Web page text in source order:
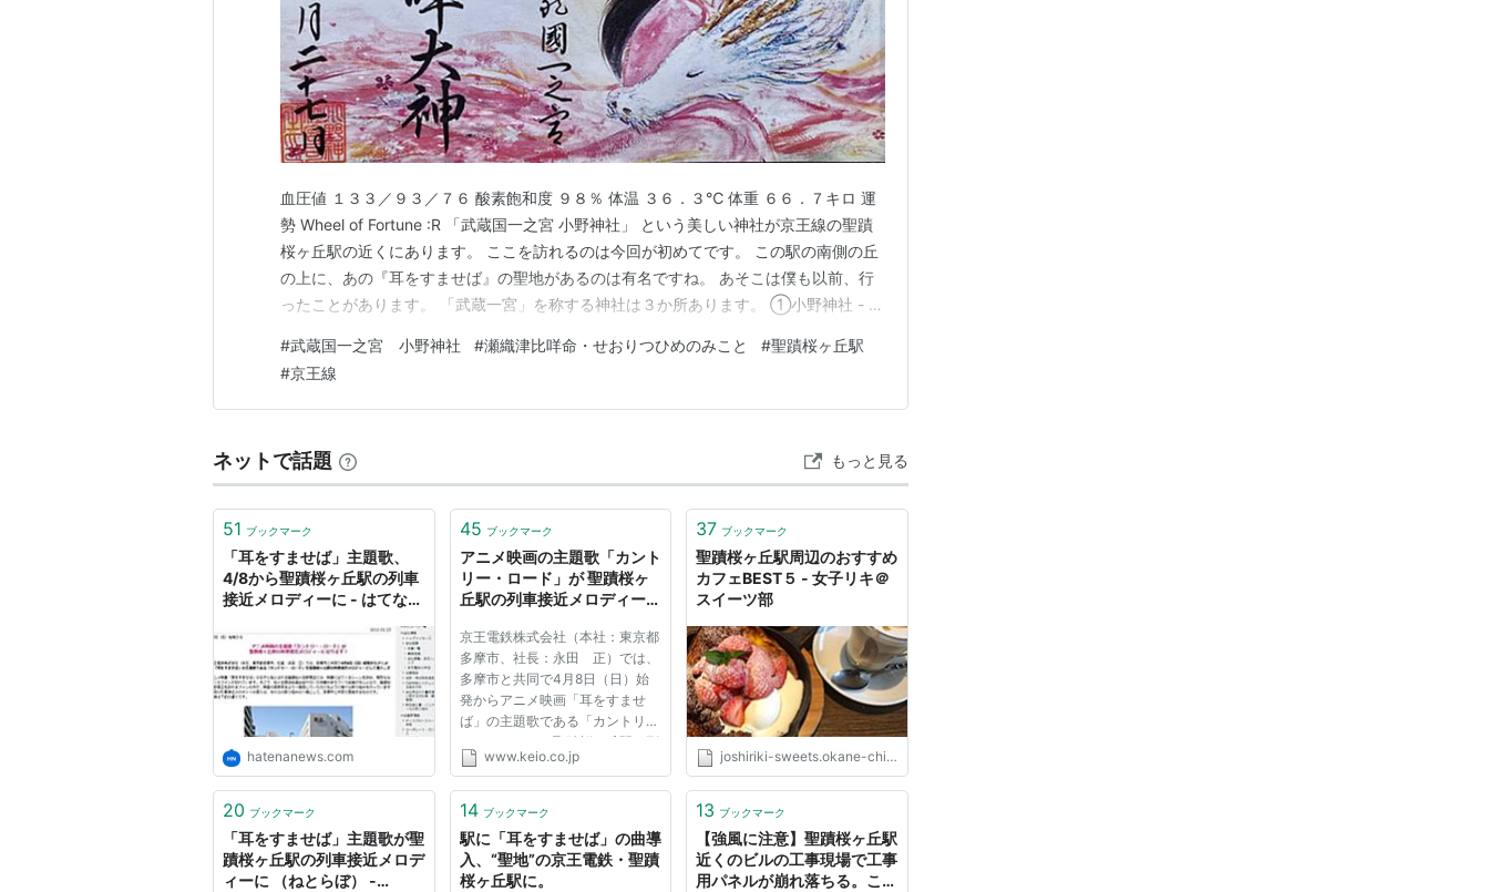
血圧値 １３３／９３／７６ 酸素飽和度 ９８％ 体温 ３６．３℃ 体重 ６６．７キロ 運
勢 Wheel of Fortune :R 「武蔵国一之宮 小野神社」 という美しい神社が京王線の聖蹟
桜ヶ丘駅の近くにあります。 ここを訪れるのは今回が初めてです。 この駅の南側の丘
の上に、あの『耳をすませば』の聖地があるのは有名ですね。 あそこは僕も以前、行
ったことがあります。 「武蔵一宮」を称する神社は３か所あります。 ①小野神社 - 東
はすでにご紹介しました。 氷川様を巡る旅 カテゴリーの記事一覧 - にこたろう読書
室…
#武蔵国一之宮 小野神社 #瀬織津比咩命・せおりつひめのみこと #聖蹟桜ヶ丘駅
#京王線
ネットで話題 もっと見る
51 ブックマーク
「耳をすませば」主題歌、
4/8から聖蹟桜ヶ丘駅の列車
接近メロディーに - はてなニ
hatenanews.com
45 ブックマーク
アニメ映画の主題歌「カント
リー・ロード」が 聖蹟桜ヶ
丘駅の列車接近メロディーに
ス｜京王グループ
京王電鉄株式会社（本社：東京都
多摩市、社長：永田 正）では、
多摩市と共同で4月8日（日）始
発からアニメ映画「耳をすませ
ば」の主題歌である「カントリ
ー・ロード」を聖蹟桜ヶ丘駅の列
車接近メロディーとして導入しま
ば」のモデル地とされる聖蹟桜ヶ
丘駅周辺には、映画に出てくるシ
ーンを...
www.keio.co.jp
37 ブックマーク
聖蹟桜ヶ丘駅周辺のおすすめ
カフェBEST５ - 女子リキ＠
スイーツ部
joshiriki-sweets.okane-chikara.jp
20 ブックマーク
「耳をすませば」主題歌が聖
蹟桜ヶ丘駅の列車接近メロデ
ィーに （ねとらぼ） -
14 ブックマーク
駅に「耳をすませば」の曲導
入、“聖地”の京王電鉄・聖蹟
桜ヶ丘駅に。
13 ブックマーク
【強風に注意】聖蹟桜ヶ丘駅
近くのビルの工事現場で工事
用パネルが崩れ落ちる。これ